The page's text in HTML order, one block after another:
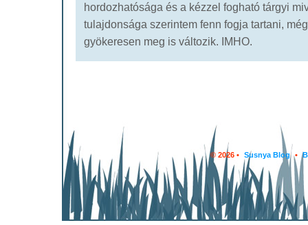
hordozhatósága és a kézzel fogható tárgyi
tulajdonsága szerintem fenn fogja tartani,
gyökeresen meg is változik. IMHO.
© 2026 • Susnya Blog •